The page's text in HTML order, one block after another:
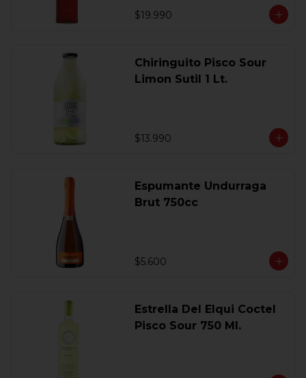
$19.990
Chiringuito Pisco Sour
Limon Sutil 1 Lt.
$13.990
Espumante Undurraga
Brut 750cc
$5.600
Estrella Del Elqui Coctel
Pisco Sour 750 Ml.